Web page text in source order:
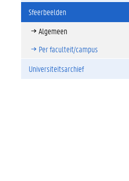
Sfeerbeelden
Algemeen
Per faculteit/campus
Universiteitsarchief